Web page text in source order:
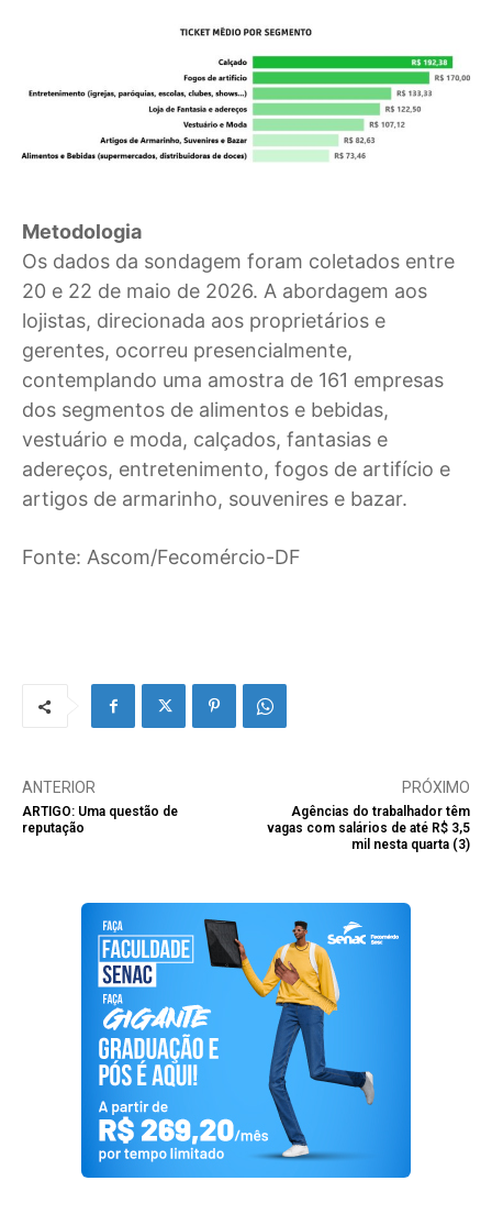
Metodologia
Os dados da sondagem foram coletados entre
20 e 22 de maio de 2026. A abordagem aos
lojistas, direcionada aos proprietários e
gerentes, ocorreu presencialmente,
contemplando uma amostra de 161 empresas
dos segmentos de alimentos e bebidas,
vestuário e moda, calçados, fantasias e
adereços, entretenimento, fogos de artifício e
artigos de armarinho, souvenires e bazar.
Fonte: Ascom/Fecomércio-DF
ANTERIOR
ARTIGO: Uma questão de
reputação
PRÓXIMO
Agências do trabalhador têm
vagas com salários de até R$ 3,5
mil nesta quarta (3)